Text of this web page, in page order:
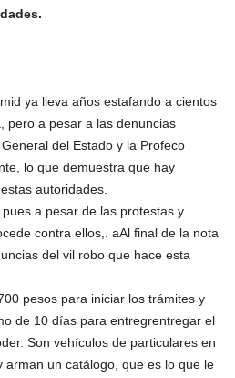
ya lleva años estafando a cientos
pero a pesar a las denuncias
del Estado y la Profeco
lo que demuestra que hay
autoridades.
a pesar de las protestas y
contra ellos,. aAl final de la nota
del vil robo que hace esta
pesos para iniciar los trámites y
de 10 días para entregrentregar el
Son vehículos de particulares en
arman un catálogo, que es lo que le